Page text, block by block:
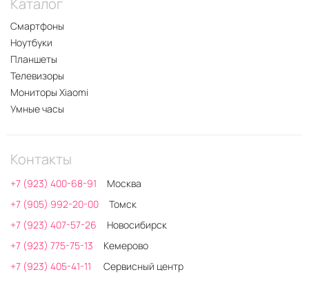
Каталог
Смартфоны
Ноутбуки
Планшеты
Телевизоры
Мониторы Xiaomi
Умные часы
Контакты
+7 (923) 400-68-91
Москва
+7 (905) 992-20-00
Томск
+7 (923) 407-57-26
Новосибирск
+7 (923) 775-75-13
Кемерово
+7 (923) 405-41-11
Сервисный центр